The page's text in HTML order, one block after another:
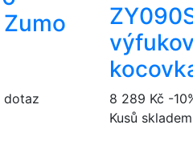
dotaz
8 289 Kč -
Kusů